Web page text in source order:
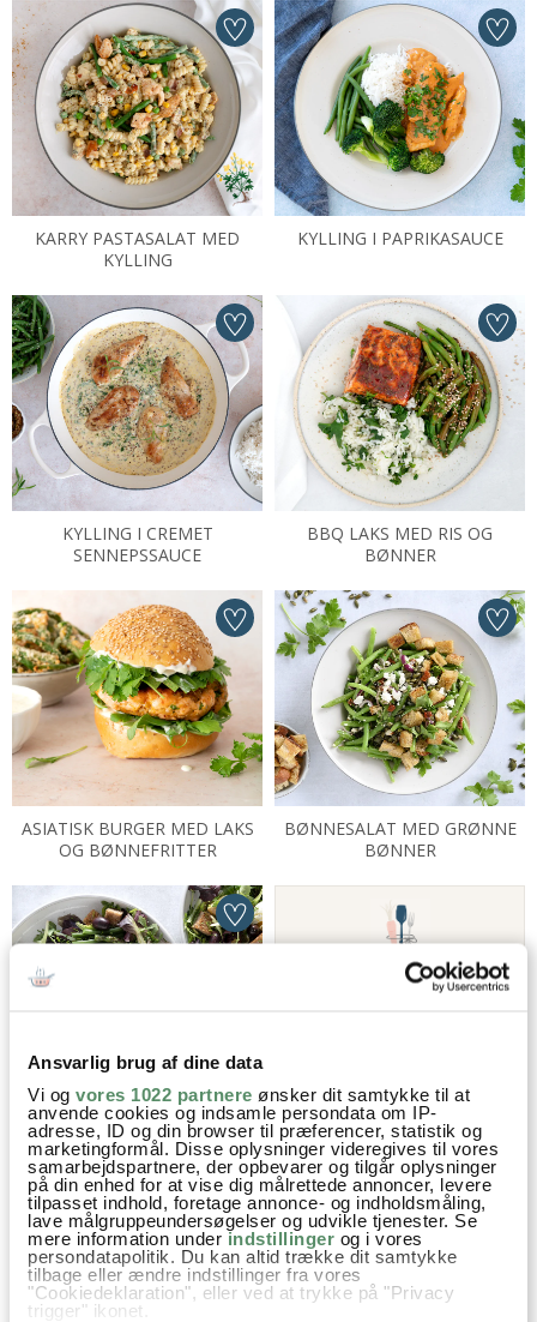
Ansvarlig brug af dine data
Vi og vores 1022 partnere ønsker dit samtykke til at
anvende cookies og indsamle persondata om IP-
adresse, ID og din browser til præferencer, statistik og
marketingformål. Disse oplysninger videregives til vores
samarbejdspartnere, der opbevarer og tilgår oplysninger
på din enhed for at vise dig målrettede annoncer, levere
tilpasset indhold, foretage annonce- og indholdsmåling,
lave målgruppeundersøgelser og udvikle tjenester. Se
mere information under indstillinger og i vores
persondatapolitik. Du kan altid trække dit samtykke
tilbage eller ændre indstillinger fra vores
"Cookiedeklaration", eller ved at trykke på "Privacy
trigger" ikonet.
KARRY PASTASALAT MED
KYLLING
KYLLING I PAPRIKASAUCE
KYLLING I CREMET
SENNEPSSAUCE
BBQ LAKS MED RIS OG
BØNNER
ASIATISK BURGER MED LAKS
OG BØNNEFRITTER
BØNNESALAT MED GRØNNE
BØNNER
FRANSK BONDESALAT
UGENS MADPLAN
Få en madplan fra Valdemarsro